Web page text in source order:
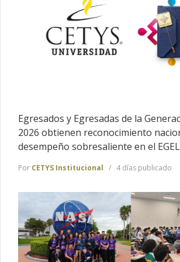
Egresados y Egresadas de la
2026 obtienen reconocimiento
desempeño sobresaliente en el
Por CETYS Institucional 4 días publicado